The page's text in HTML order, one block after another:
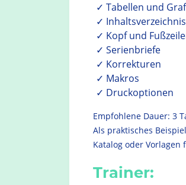
Tabellen und
Kopf und
Serienbriefe
Korrekturen
Makros
Druckoptionen
Empfohlene Dauer: 3
Als praktisches
Katalog oder
Trainer: